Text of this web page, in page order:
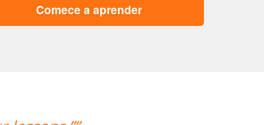
Comece a aprender